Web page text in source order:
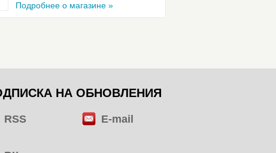
Подробнее о магазине »
НА ОБНОВЛЕНИЯ
RSS E-mail